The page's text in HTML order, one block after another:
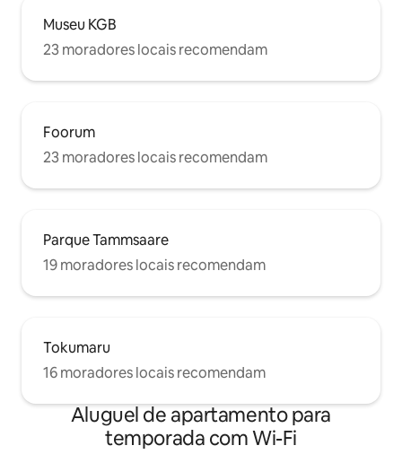
Museu KGB
23 moradores locais recomendam
Foorum
23 moradores locais recomendam
Parque Tammsaare
19 moradores locais recomendam
Tokumaru
16 moradores locais recomendam
Aluguel de apartamento para
temporada com Wi-Fi